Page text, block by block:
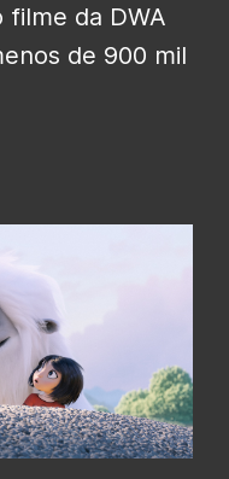
da DWA
de 900 mil